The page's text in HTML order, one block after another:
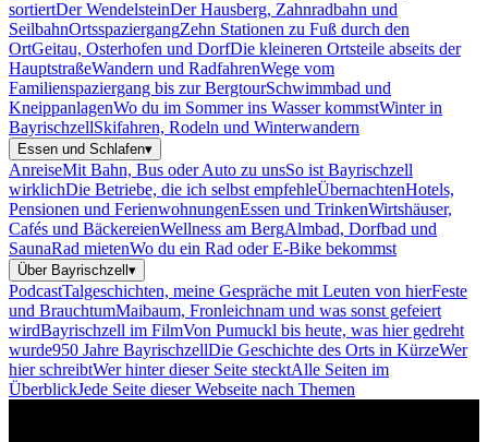
sortiertDer WendelsteinDer Hausberg, Zahnradbahn und
SeilbahnOrtsspaziergangZehn Stationen zu Fuß durch den
OrtGeitau, Osterhofen und DorfDie kleineren Ortsteile abseits der
HauptstraßeWandern und RadfahrenWege vom
Familienspaziergang bis zur BergtourSchwimmbad und
KneippanlagenWo du im Sommer ins Wasser kommstWinter in
BayrischzellSkifahren, Rodeln und Winterwandern
Essen und Schlafen▾
AnreiseMit Bahn, Bus oder Auto zu unsSo ist Bayrischzell
wirklichDie Betriebe, die ich selbst empfehleÜbernachtenHotels,
Pensionen und FerienwohnungenEssen und TrinkenWirtshäuser,
Cafés und BäckereienWellness am BergAlmbad, Dorfbad und
SaunaRad mietenWo du ein Rad oder E-Bike bekommst
Über Bayrischzell ▾
PodcastTalgeschichten, meine Gespräche mit Leuten von hierFeste
und BrauchtumMaibaum, Fronleichnam und was sonst gefeiert
wirdBayrischzell im FilmVon Pumuckl bis heute, was hier gedreht
wurde950 Jahre BayrischzellDie Geschichte des Orts in KürzeWer
hier schreibtWer hinter dieser Seite stecktAlle Seiten im
ÜberblickJede Seite dieser Webseite nach Themen